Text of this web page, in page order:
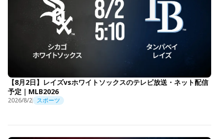
【8月2日】レイズvsホワイトソックスのテレビ放送・ネット配信
予定｜MLB2026
2026/8/2 スポーツ